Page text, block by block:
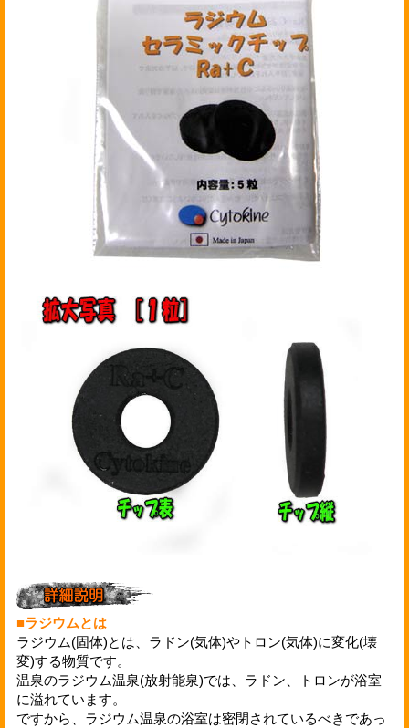
■ラジウムとは
ラジウム(固体)とは、ラドン(気体)やトロン(気体)に変化(壊
変)する物質です。
温泉のラジウム温泉(放射能泉)では、ラドン、トロンが浴室
に溢れています。
ですから、ラジウム温泉の浴室は密閉されているべきであっ